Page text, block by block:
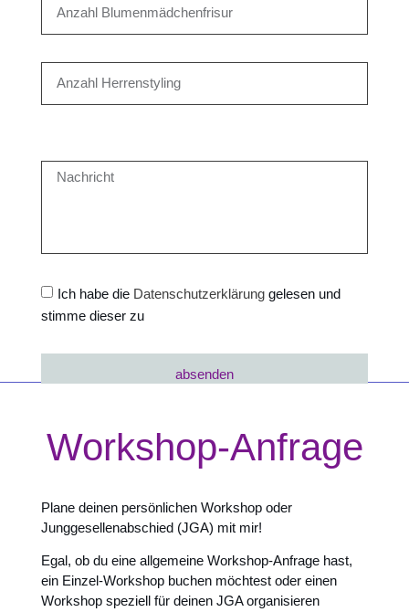
Ich habe die Datenschutzerklärunggelesen und
stimme dieser zu
absenden
Workshop-Anfrage
Plane deinen persönlichen Workshop oder
Junggesellenabschied (JGA) mit mir!
Egal, ob du eine allgemeine Workshop-Anfrage hast,
ein Einzel-Workshop buchen möchtest oder einen
Workshop speziell für deinen JGA organisieren